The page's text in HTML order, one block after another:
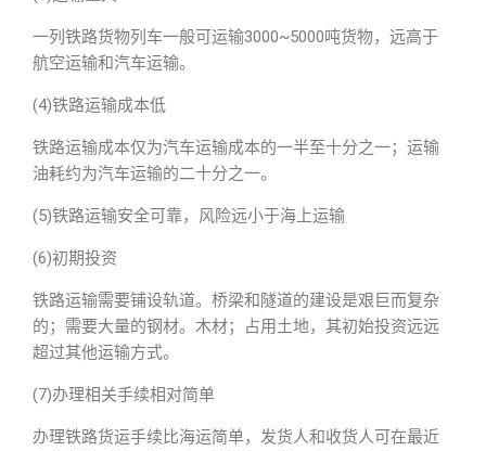
一列铁路货物列车一般可运输3000~5000吨货物，远高于
航空运输和汽车运输。
(4)铁路运输成本低
铁路运输成本仅为汽车运输成本的一半至十分之一；运输
油耗约为汽车运输的二十分之一。
(5)铁路运输安全可靠，风险远小于海上运输
(6)初期投资
铁路运输需要铺设轨道。桥梁和隧道的建设是艰巨而复杂
的；需要大量的钢材。木材；占用土地，其初始投资远远
超过其他运输方式。
(7)办理相关手续相对简单
办理铁路货运手续比海运简单，发货人和收货人可在最近